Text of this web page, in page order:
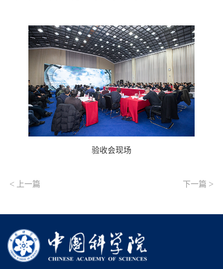
验收会现场
< 上一篇 下一篇 >